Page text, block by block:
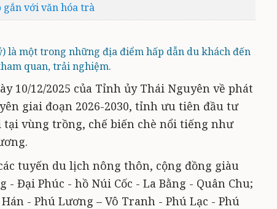
với văn hóa trà
là một trong những địa điểm hấp dẫn du khách đến
quan, trải nghiệm.
10/12/2025 của Tỉnh ủy Thái Nguyên về phát
giai đoạn 2026-2030, tỉnh ưu tiên đầu tư
vùng trồng, chế biến chè nổi tiếng như
tuyến du lịch nông thôn, cộng đồng giàu
Đại Phúc - hồ Núi Cốc - La Bằng - Quân Chu;
- Phú Lương – Vô Tranh - Phú Lạc - Phú